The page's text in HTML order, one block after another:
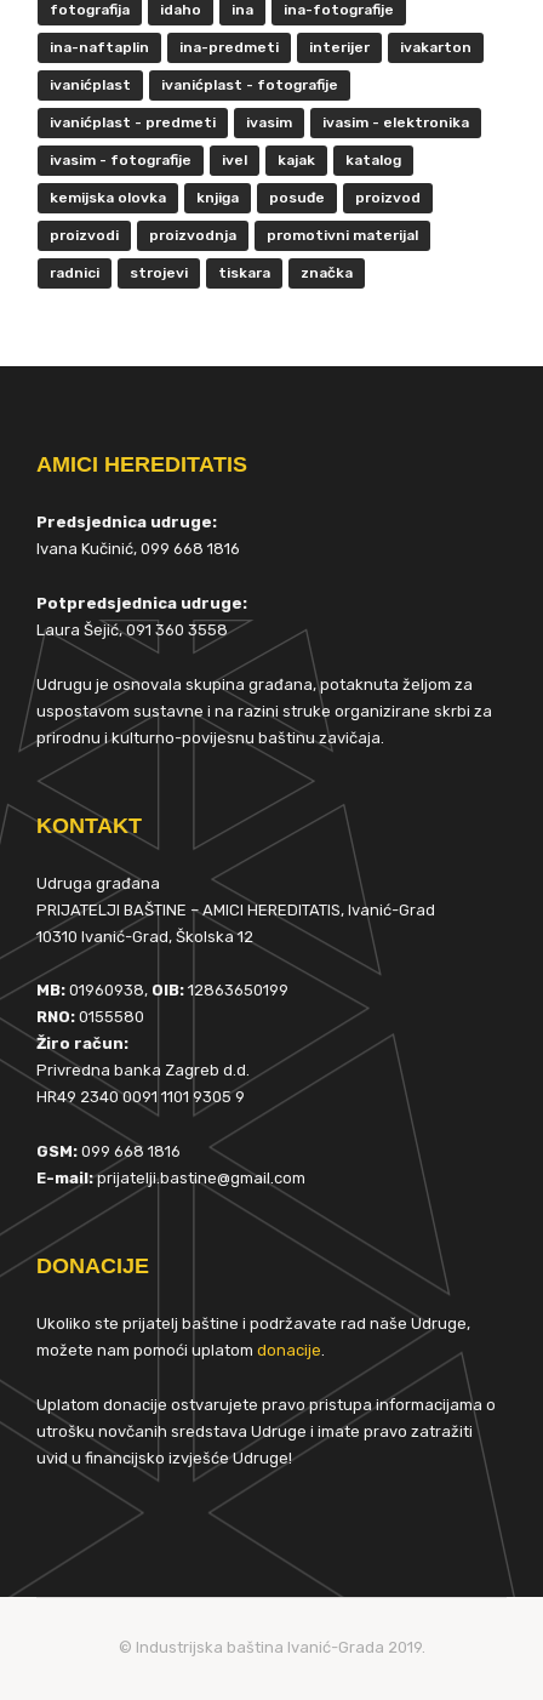
fotografija idaho ina ina-fotografije
ina-naftaplin ina-predmeti interijer ivakarton
ivanićplast ivanićplast - fotografije
ivanićplast - predmeti ivasim ivasim - elektronika
ivasim - fotografije ivel kajak katalog
kemijska olovka knjiga posuđe proizvod
proizvodi proizvodnja promotivni materijal
radnici strojevi tiskara značka
AMICI HEREDITATIS
Predsjednica udruge:
Ivana Kučinić, 099 668 1816
Potpredsjednica udruge:
Laura Šejić, 091 360 3558
Udrugu je osnovala skupina građana, potaknuta željom za
uspostavom sustavne i na razini struke organizirane skrbi za
prirodnu i kulturno-povijesnu baštinu zavičaja.
KONTAKT
Udruga građana
PRIJATELJI BAŠTINE – AMICI HEREDITATIS, Ivanić-Grad
10310 Ivanić-Grad, Školska 12
MB: 01960938, OIB: 12863650199
RNO: 0155580
Žiro račun:
Privredna banka Zagreb d.d.
HR49 2340 0091 1101 9305 9
GSM: 099 668 1816
E-mail:prijatelji.bastine@gmail.com
DONACIJE
Ukoliko ste prijatelj baštine i podržavate rad naše Udruge,
možete nam pomoći uplatom donacije.
Uplatom donacije ostvarujete pravo pristupa informacijama o
utrošku novčanih sredstava Udruge i imate pravo zatražiti
uvid u financijsko izvješće Udruge!
© Industrijska baština Ivanić-Grada 2019.